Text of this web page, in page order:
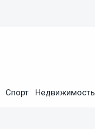
Спорт Недвижимость